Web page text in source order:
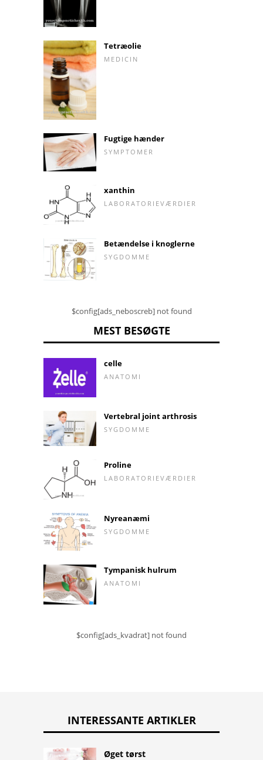
Tetræolie
MEDICIN
Fugtige hænder
SYMPTOMER
xanthin
LABORATORIEVÆRDIER
Betændelse i knoglerne
SYGDOMME
$config[ads_neboscreb] not found
MEST BESØGTE
celle
ANATOMI
Vertebral joint arthrosis
SYGDOMME
Proline
LABORATORIEVÆRDIER
Nyreanæmi
SYGDOMME
Tympanisk hulrum
ANATOMI
$config[ads_kvadrat] not found
INTERESSANTE ARTIKLER
Øget tørst